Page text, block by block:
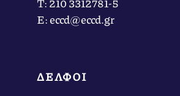
Ε: eccd@eccd.gr
ΔΕΛΦΟΙ